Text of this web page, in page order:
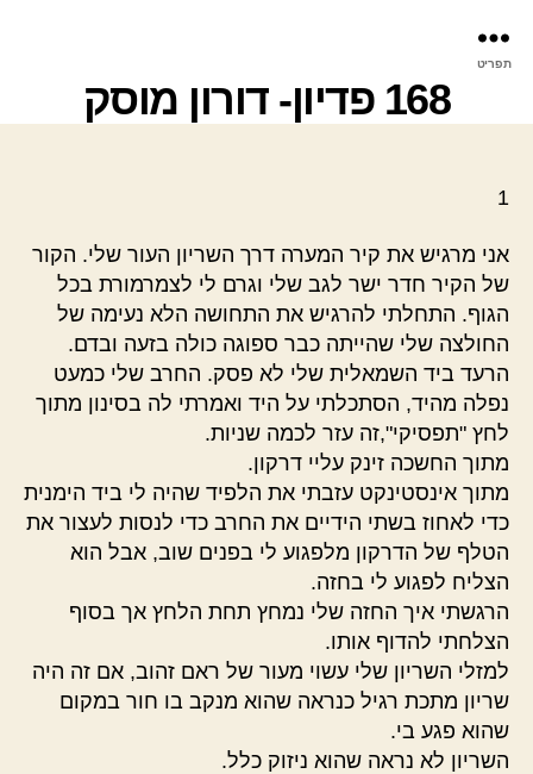
תפריט
168 פדיון- דורון מוסק
1
אני מרגיש את קיר המערה דרך השריון העור שלי. הקור
של הקיר חדר ישר לגב שלי וגרם לי לצמרמורת בכל
הגוף. התחלתי להרגיש את התחושה הלא נעימה של
החולצה שלי שהייתה כבר ספוגה כולה בזעה ובדם.
הרעד ביד השמאלית שלי לא פסק. החרב שלי כמעט
נפלה מהיד, הסתכלתי על היד ואמרתי לה בסינון מתוך
לחץ "תפסיקי",זה עזר לכמה שניות.
מתוך החשכה זינק עליי דרקון.
מתוך אינסטינקט עזבתי את הלפיד שהיה לי ביד הימנית
כדי לאחוז בשתי הידיים את החרב כדי לנסות לעצור את
הטלף של הדרקון מלפגוע לי בפנים שוב, אבל הוא
הצליח לפגוע לי בחזה.
הרגשתי איך החזה שלי נמחץ תחת הלחץ אך בסוף
הצלחתי להדוף אותו.
למזלי השריון שלי עשוי מעור של ראם זהוב, אם זה היה
שריון מתכת רגיל כנראה שהוא מנקב בו חור במקום
שהוא פגע בי.
השריון לא נראה שהוא ניזוק כלל.